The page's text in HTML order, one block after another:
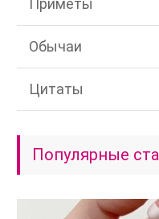
Приметы
Обычаи
Цитаты
Популярные